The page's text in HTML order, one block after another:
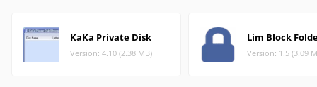
KaKa Private Disk
Version: 4.10 (2.38 MB)
Lim Block
Version: 1.5 (3.09